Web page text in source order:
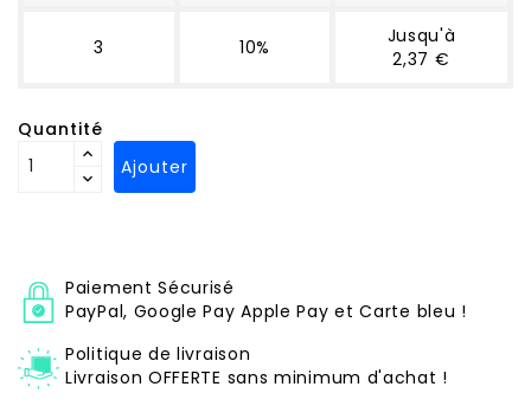
3 10%
Jusqu'à
2,37 €
Quantité
Ajouter
Paiement Sécurisé
PayPal, Google Pay Apple Pay et Carte bleu !
Politique de livraison
Livraison OFFERTE sans minimum d'achat !